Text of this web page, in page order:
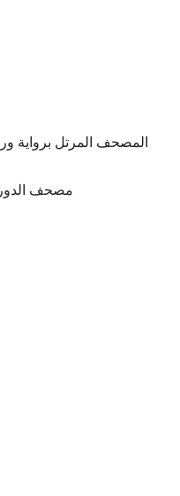
المصحف المرتل
مصحف